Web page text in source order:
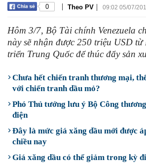
0 | Theo PV | 09:02 05/07/
Hôm 3/7, Bộ Tài chính Venezuela
này sẽ nhận được 250 triệu USD
triển Trung Quốc để thúc đẩy sản
Chưa hết chiến tranh thương mại,
với chiến tranh dầu mỏ?
Phó Thủ tướng lưu ý Bộ Công
điện
Đây là mức giá xăng dầu mới được
chiều nay
Giá xăng dầu có thể giảm trong kỳ